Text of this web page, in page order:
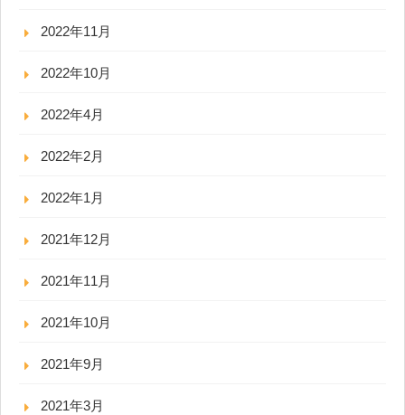
2022年11月
2022年10月
2022年4月
2022年2月
2022年1月
2021年12月
2021年11月
2021年10月
2021年9月
2021年3月